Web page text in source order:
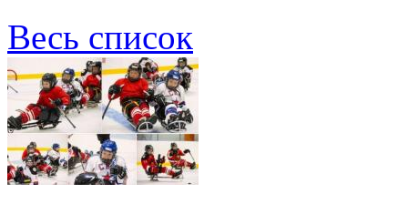
Весь список